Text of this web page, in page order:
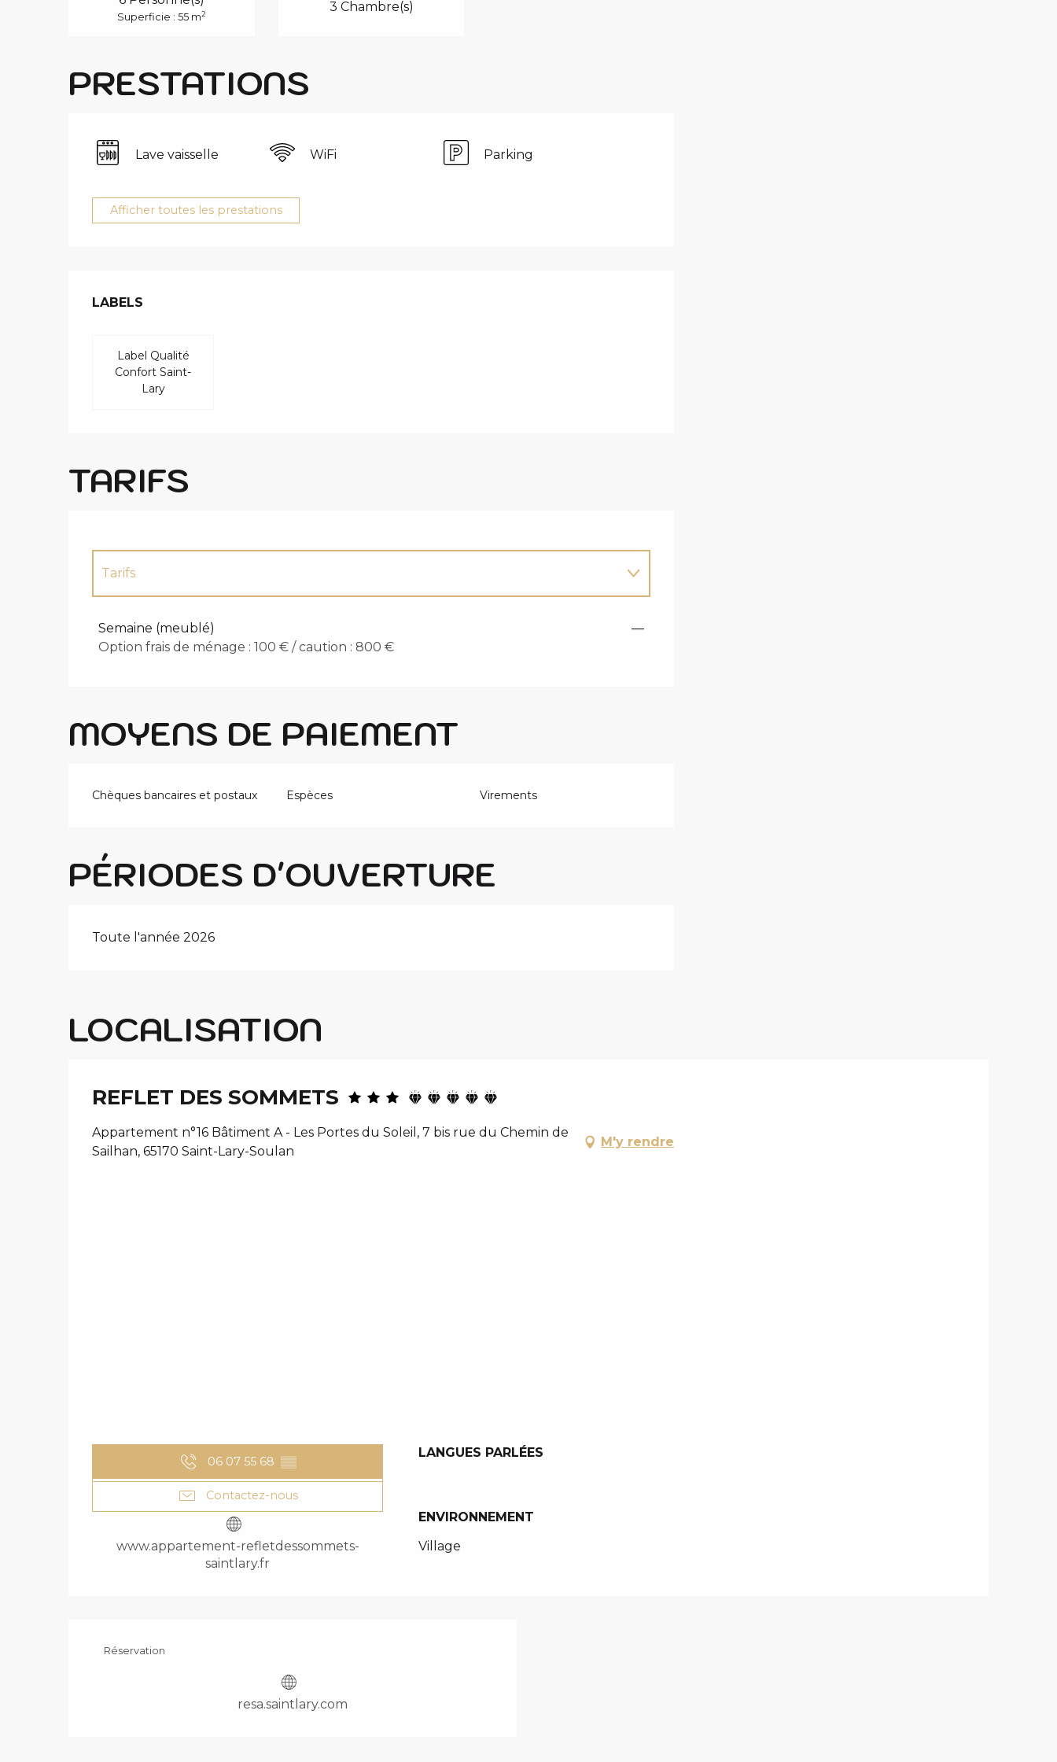
Superficie : 55 m2 3 Chambre(s)
PRESTATIONS
Lave vaisselle WiFi Parking
Afficher toutes les prestations
OFFRES DE PRESTATIONS
LABELS
LABELS
Label Qualité
Confort Saint-
Lary
TARIFS
Tarifs
Tarifs 2027
Semaine (meublé)
Option frais de ménage : 100 € / caution : 800 €
—
MOYENS DE PAIEMENT
Chèques bancaires et postaux Espèces Virements
PÉRIODES D'OUVERTURE
Toute l'année 2026
LOCALISATION
REFLET DES SOMMETS
Appartement n°16 Bâtiment A - Les Portes du Soleil, 7 bis rue du Chemin de
Sailhan, 65170 Saint-Lary-Soulan
M'y rendre
06 07 55 68 ▒▒
Contactez-nous
www.appartement-refletdessommets-
saintlary.fr
LANGUES PARLÉES
LANGUES PARLÉES
ENVIRONNEMENT
ENVIRONNEMENT
Village
Réservation
resa.saintlary.com